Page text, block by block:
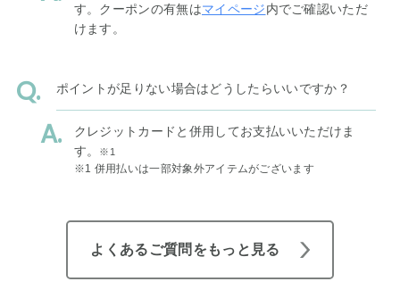
す。クーポンの有無はマイページ内でご確認いただ
けます。
ポイントが足りない場合はどうしたらいいですか？
クレジットカードと併用してお支払いいただけま
す。
※1
※1 併用払いは一部対象外アイテムがございます
よくあるご質問をもっと見る